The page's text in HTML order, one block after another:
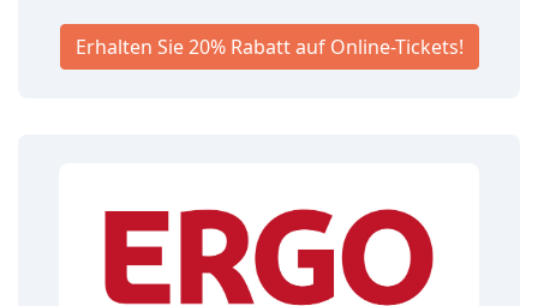
Erhalten Sie 20% Rabatt auf Online-Tickets!